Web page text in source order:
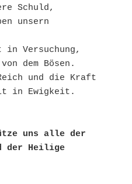
Schuld,
unsern
Versuchung,
dem Bösen.
und die Kraft
in Ewigkeit.
uns alle der
der Heilige